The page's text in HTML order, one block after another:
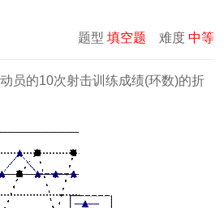
题型 填空题 难度 中等
员的10次射击训练成绩(环数)的折